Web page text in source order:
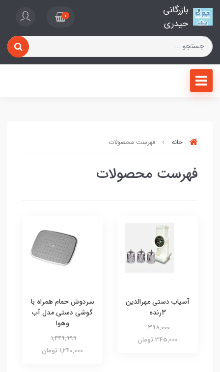
بازرگانی
حیدری
0
خانه فهرست محصولات
فهرست محصولات
آسیاب دستی مهرالدین
3رنده
398,000
345,000 تومان
سردوش حمام همراه با
گوشی دستی مدل آب
وهوا
1,449,999
1,240,000 تومان